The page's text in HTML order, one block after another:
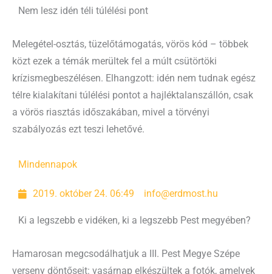
Nem lesz idén téli túlélési pont
Melegétel-osztás, tüzelőtámogatás, vörös kód – többek
közt ezek a témák merültek fel a múlt csütörtöki
krízismegbeszélésen. Elhangzott: idén nem tudnak egész
télre kialakítani túlélési pontot a hajléktalanszállón, csak
a vörös riasztás időszakában, mivel a törvényi
szabályozás ezt teszi lehetővé.
Mindennapok
2019. október 24. 06:49 info@erdmost.hu
Ki a legszebb e vidéken, ki a legszebb Pest megyében?
Hamarosan megcsodálhatjuk a III. Pest Megye Szépe
verseny döntőseit: vasárnap elkészültek a fotók, amelyek